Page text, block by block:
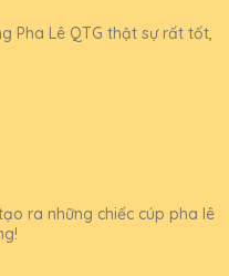
Pha Lê QTG thật sự rất tốt,
ra những chiếc cúp pha lê